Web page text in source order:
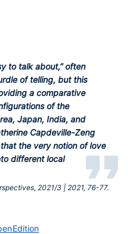
to talk about,” often
of telling, but this
a comparative
of the
Japan, India, and
Capdeville-Zeng
the very notion of love
different local
2021/3 | 2021, 76-77.